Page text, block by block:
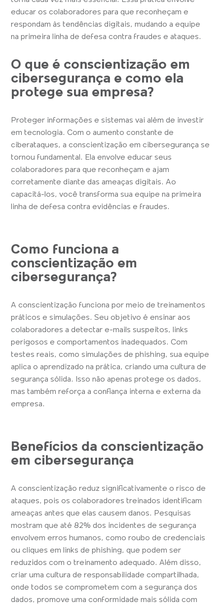
educar os colaboradores para que reconheçam e
respondam às tendências digitais, mudando a equipe
na primeira linha de defesa contra fraudes e ataques.
O que é conscientização em
cibersegurança e como ela
protege sua empresa?
Proteger informações e sistemas vai além de investir
em tecnologia. Com o aumento constante de
ciberataques, a conscientização em cibersegurança se
tornou fundamental. Ela envolve educar seus
colaboradores para que reconheçam e ajam
corretamente diante das ameaças digitais. Ao
capacitá-los, você transforma sua equipe na primeira
linha de defesa contra evidências e fraudes.
Como funciona a
conscientização em
cibersegurança?
A conscientização funciona por meio de treinamentos
práticos e simulações. Seu objetivo é ensinar aos
colaboradores a detectar e-mails suspeitos, links
perigosos e comportamentos inadequados. Com
testes reais, como simulações de phishing, sua equipe
aplica o aprendizado na prática, criando uma cultura de
segurança sólida. Isso não apenas protege os dados,
mas também reforça a confiança interna e externa da
empresa.
Benefícios da conscientização
em cibersegurança
A conscientização reduz significativamente o risco de
ataques, pois os colaboradores treinados identificam
ameaças antes que elas causem danos. Pesquisas
mostram que até 82% dos incidentes de segurança
envolvem erros humanos, como roubo de credenciais
ou cliques em links de phishing, que podem ser
reduzidos com o treinamento adequado​. Além disso,
criar uma cultura de responsabilidade compartilhada,
onde todos se comprometem com a segurança dos
dados, promove uma conformidade mais sólida com